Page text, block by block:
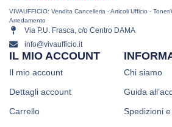
VIVAUFFICIO: Vendita Cancelleria - Articoli Ufficio -
Arredamento
Via P.U. Frasca, c/o Centro DAMA
info@vivaufficio.it
Chi siamo
Guida
Spedizioni
IL MIO ACCOUNT
Il mio account
Dettagli account
Carrello